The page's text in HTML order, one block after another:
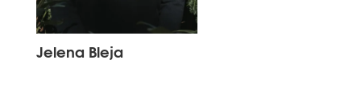
Jelena Bleja